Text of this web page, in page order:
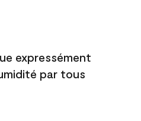
expressément
par tous